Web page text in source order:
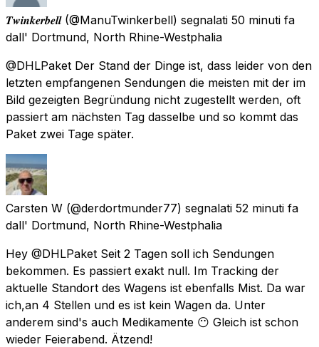
𝑻𝒘𝒊𝒏𝒌𝒆𝒓𝒃𝒆𝒍𝒍 (@ManuTwinkerbell) segnalati 50 minuti fa
dall' Dortmund, North Rhine-Westphalia
@DHLPaket Der Stand der Dinge ist, dass leider von den
letzten empfangenen Sendungen die meisten mit der im
Bild gezeigten Begründung nicht zugestellt werden, oft
passiert am nächsten Tag dasselbe und so kommt das
Paket zwei Tage später.
Carsten W (@derdortmunder77) segnalati 52 minuti fa
dall' Dortmund, North Rhine-Westphalia
Hey @DHLPaket Seit 2 Tagen soll ich Sendungen
bekommen. Es passiert exakt null. Im Tracking der
aktuelle Standort des Wagens ist ebenfalls Mist. Da war
ich,an 4 Stellen und es ist kein Wagen da. Unter
anderem sind's auch Medikamente 😶 Gleich ist schon
wieder Feierabend. Ätzend!